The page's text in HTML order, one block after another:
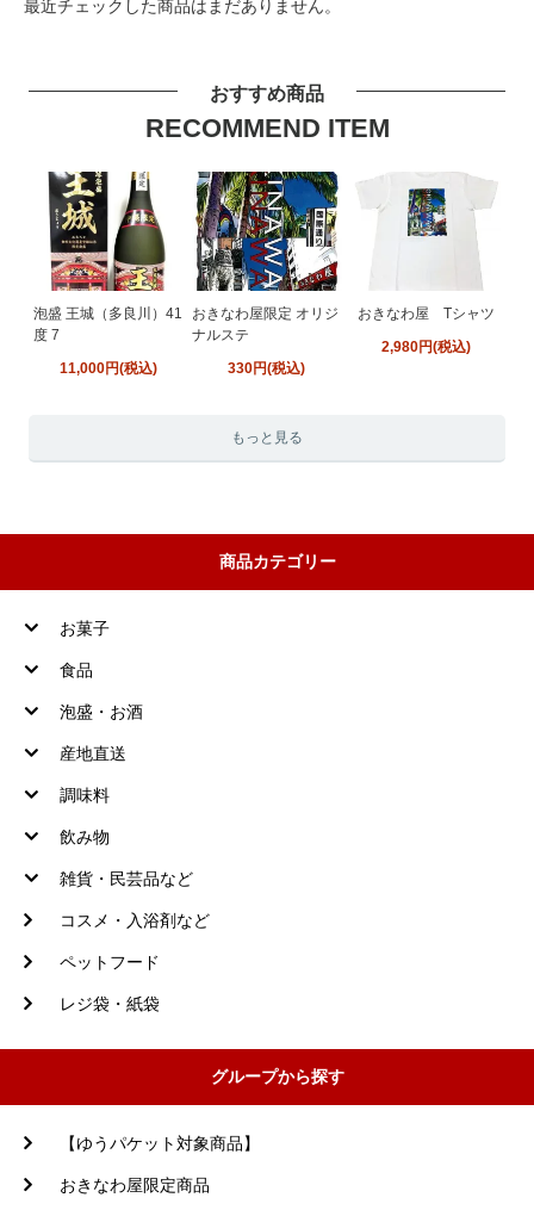
最近チェックした商品はまだありません。
おすすめ商品
RECOMMEND ITEM
泡盛 王城（多良川）41
度 7
11,000円(税込)
おきなわ屋限定 オリジ
ナルステ
330円(税込)
おきなわ屋 Tシャツ
2,980円(税込)
もっと見る
商品カテゴリー
お菓子
食品
泡盛・お酒
産地直送
調味料
飲み物
雑貨・民芸品など
コスメ・入浴剤など
ペットフード
レジ袋・紙袋
グループから探す
【ゆうパケット対象商品】
おきなわ屋限定商品